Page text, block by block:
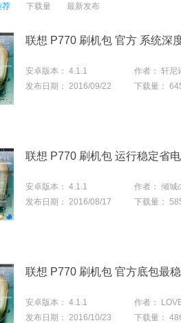
荐 下载量 最新发布
联想 P770 刷机包 官方 系统深
安卓版本： 4.1.1 作者： 轩尼
发布日期： 2016/09/22 下载量：
联想 P770 刷机包 运行稳定省
安卓版本： 4.1.1 作者： 倾城
发布日期： 2016/08/17 下载量：
联想 P770 刷机包 官方底包最
安卓版本： 4.1.1 作者：
发布日期： 2016/10/23 下载量：